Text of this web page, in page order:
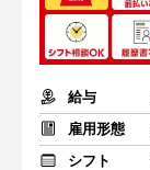
給与
雇用形態
シフト